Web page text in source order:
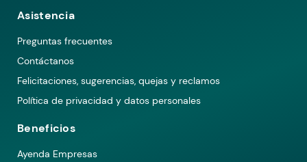
Asistencia
Preguntas frecuentes
Contáctanos
Felicitaciones, sugerencias, quejas y reclamos
Política de privacidad y datos personales
Beneficios
Ayenda Empresas